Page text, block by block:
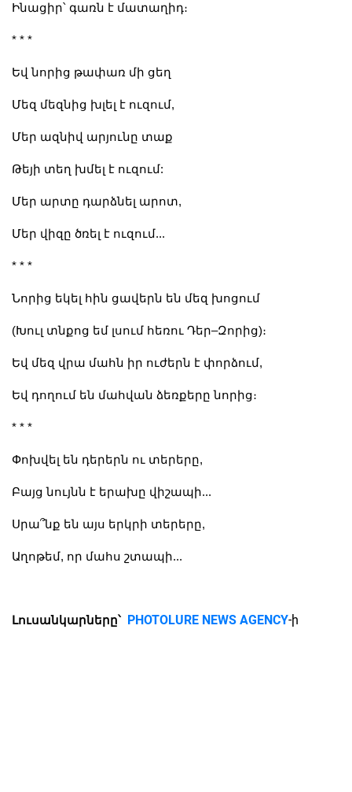
Ինացիր՝ գառն է մատաղիդ։
* * *
Եվ նորից թափառ մի ցեղ
Մեզ մեզնից խլել է ուզում,
Մեր ազնիվ արյունը տաք
Թեյի տեղ խմել է ուզում:
Մեր արտը դարձնել արոտ,
Մեր վիզը ծռել է ուզում...
* * *
Նորից եկել հին ցավերն են մեզ խոցում
(Խուլ տնքոց եմ լսում հեռու Դեր–Զորից)։
Եվ մեզ վրա մահն իր ուժերն է փորձում,
Եվ դողում են մահվան ձեռքերը նորից։
* * *
Փոխվել են դերերն ու տերերը,
Բայց նույնն է երախը վիշապի...
Սրա՞նք են այս երկրի տերերը,
Աղոթեմ, որ մահս շտապի...
Լուսանկարները՝ PHOTOLURE NEWS AGENCY-ի